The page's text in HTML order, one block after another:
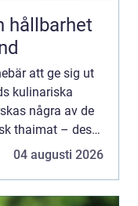
hållbarhet
att ge sig ut
kulinariska
några av de
thaimat – dess
04 augusti 2026